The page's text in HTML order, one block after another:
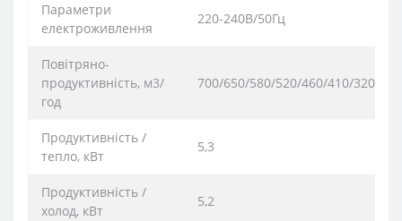
Параметри
електроживлення
220-240В/50Гц
Повітряно-
продуктивність, м3/
год
700/650/580/520/460/410/320
Продуктивність /
тепло, кВт
5,3
Продуктивність /
холод, кВт
5,2